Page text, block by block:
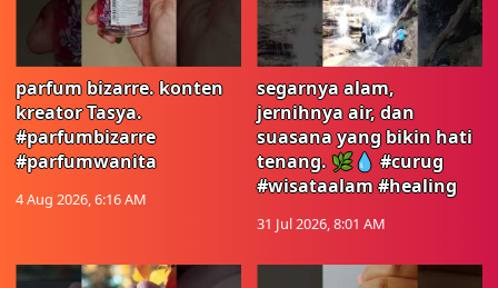
parfum bizarre. konten
kreator Tasya.
#parfumbizarre
#parfumwanita
4 Aug 2026, 6:16 AM
segarnya alam,
jernihnya air, dan
suasana yang bikin hati
tenang. 🌿💧 #curug
#wisataalam #healing
31 Jul 2026, 8:01 AM